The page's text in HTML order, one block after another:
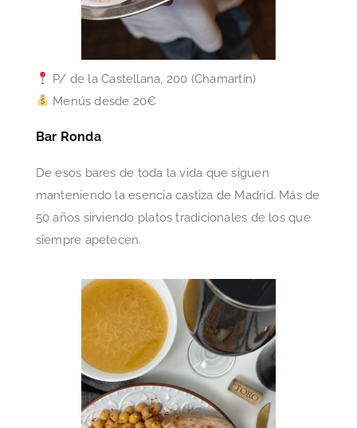
P/ de la Castellana, 200 (Chamartín)
Menús desde 20€
Bar Ronda
De esos bares de toda la vida que siguen
manteniendo la esencia castiza de Madrid. Más de
50 años sirviendo platos tradicionales de los que
siempre apetecen.